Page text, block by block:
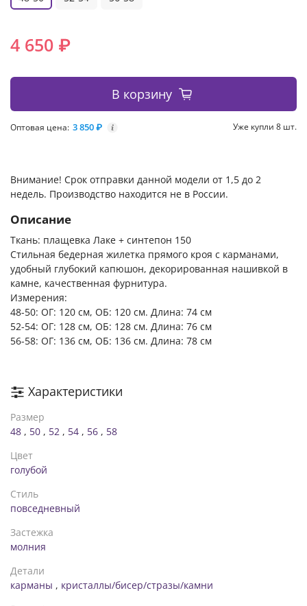
4 650 ₽
В корзину
Оптовая цена: 3 850 ₽ i Уже купли 8 шт.
Внимание! Срок отправки данной модели от 1,5 до 2
недель. Производство находится не в России.
Описание
Ткань: плащевка Лаке + синтепон 150
Стильная бедерная жилетка прямого кроя с карманами,
удобный глубокий капюшон, декорированная нашивкой в
камне, качественная фурнитура.
Измерения:
48-50: ОГ: 120 см, ОБ: 120 см. Длина: 74 см
52-54: ОГ: 128 см, ОБ: 128 см. Длина: 76 см
56-58: ОГ: 136 см, ОБ: 136 см. Длина: 78 см
Характеристики
Размер
48 , 50 , 52 , 54 , 56 , 58
Цвет
голубой
Стиль
повседневный
Застежка
молния
Детали
карманы , кристаллы/бисер/стразы/камни